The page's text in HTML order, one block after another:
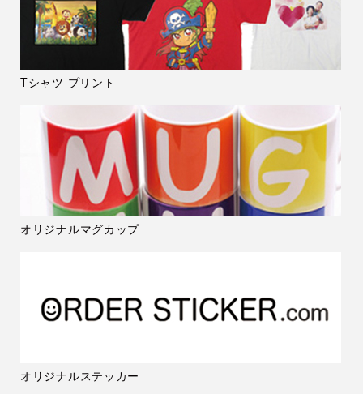
Tシャツ プリント
オリジナルマグカップ
オリジナルステッカー